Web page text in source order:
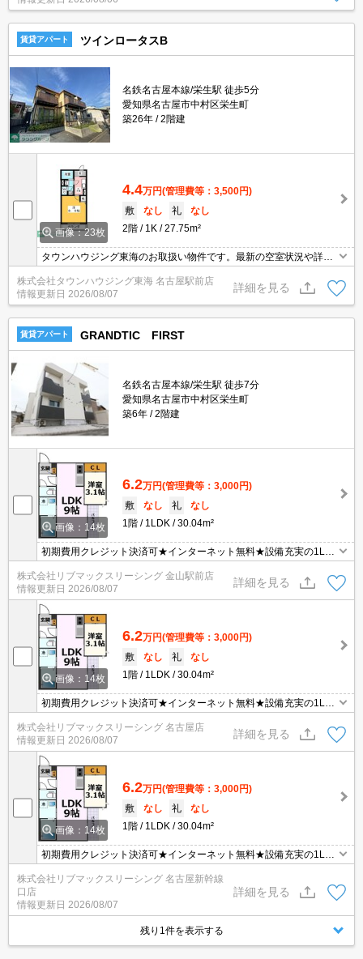
賃貸アパート ツインロータスB
名鉄名古屋本線/栄生駅 徒歩5分
愛知県名古屋市中村区栄生町
築26年
2階建
画像：23枚
4.4万円(管理費等：3,500円)
敷
なし 礼
なし
2階
1K 27.75m²
タウンハウジング東海のお取扱い物件です。最新の空室状況や詳細
などお気軽にお問い合わせください。
株式会社タウンハウジング東海 名古屋駅前店
情報更新日 2026/08/07
詳細を見る
賃貸アパート GRANDTIC FIRST
名鉄名古屋本線/栄生駅 徒歩7分
愛知県名古屋市中村区栄生町
築6年
2階建
画像：14枚
6.2万円(管理費等：3,000円)
敷
なし 礼
なし
1階
1LDK 30.04m²
初期費用クレジット決済可★インターネット無料★設備充実の1LD
K♪スーパーが徒歩圏内に複数あって便利な立地です！
株式会社リブマックスリーシング 金山駅前店
情報更新日 2026/08/07
詳細を見る
画像：14枚
6.2万円(管理費等：3,000円)
敷
なし 礼
なし
1階
1LDK 30.04m²
初期費用クレジット決済可★インターネット無料★設備充実の1LD
K♪スーパーが徒歩圏内に複数あって便利な立地です！
株式会社リブマックスリーシング 名古屋店
情報更新日 2026/08/07
詳細を見る
画像：14枚
6.2万円(管理費等：3,000円)
敷
なし 礼
なし
1階
1LDK 30.04m²
初期費用クレジット決済可★インターネット無料★設備充実の1LD
K♪スーパーが徒歩圏内に複数あって便利な立地です！
株式会社リブマックスリーシング 名古屋新幹線
口店
情報更新日 2026/08/07
詳細を見る
残り1件を表示する